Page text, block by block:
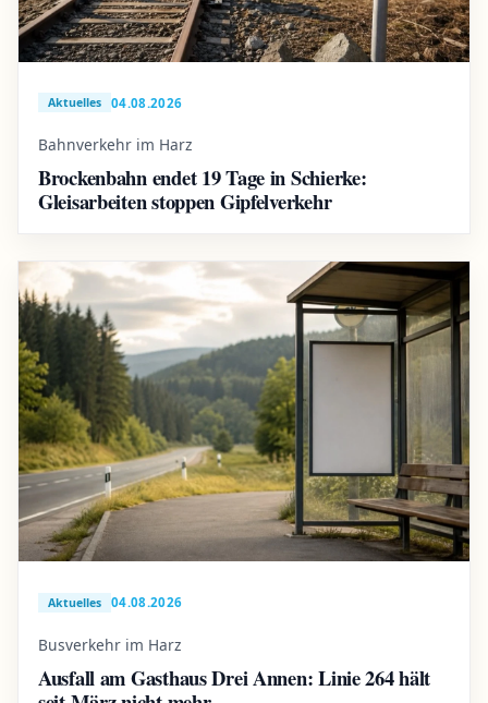
Aktuelles 04.08.2026
Bahnverkehr im Harz
Brockenbahn endet 19 Tage in Schierke:
Gleisarbeiten stoppen Gipfelverkehr
Aktuelles 04.08.2026
Busverkehr im Harz
Ausfall am Gasthaus Drei Annen: Linie 264 hält